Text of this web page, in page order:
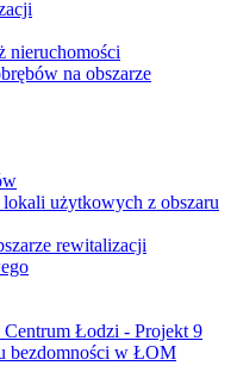
nieruchomości
na obszarze
użytkowych z obszaru
rewitalizacji
Łodzi - Projekt 9
bezdomności w ŁOM